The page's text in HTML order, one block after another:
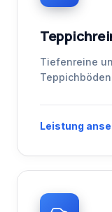
Tiefenreine
Leistung